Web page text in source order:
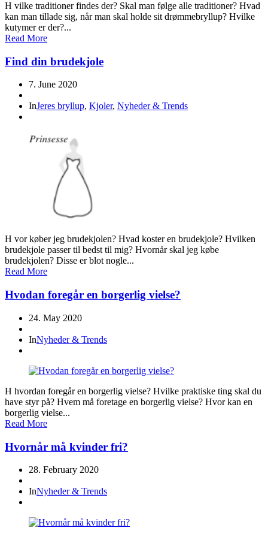
H vilke traditioner findes der? Skal man følge alle traditioner? Hvad
kan man tillade sig, når man skal holde sit drømmebryllup? Hvilke
kutymer er der?...
Read More
Find din brudekjole
7. June 2020
InJeres bryllup, Kjoler, Nyheder & Trends
H vor køber jeg brudekjolen? Hvad koster en brudekjole? Hvilken
brudekjole passer til bedst til mig? Hvornår skal jeg købe
brudekjolen? Disse er blot nogle...
Read More
Hvodan foregår en borgerlig vielse?
24. May 2020
InNyheder & Trends
H hvordan foregår en borgerlig vielse? Hvilke praktiske ting skal du
have styr på? Hvem må foretage en borgerlig vielse? Hvor kan en
borgerlig vielse...
Read More
Hvornår må kvinder fri?
28. February 2020
InNyheder & Trends